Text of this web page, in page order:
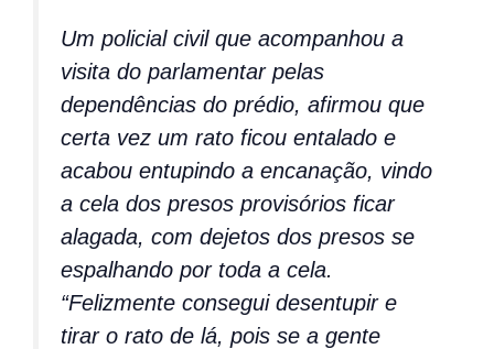
Um policial civil que acompanhou a
visita do parlamentar pelas
dependências do prédio, afirmou que
certa vez um rato ficou entalado e
acabou entupindo a encanação, vindo
a cela dos presos provisórios ficar
alagada, com dejetos dos presos se
espalhando por toda a cela.
“Felizmente consegui desentupir e
tirar o rato de lá, pois se a gente